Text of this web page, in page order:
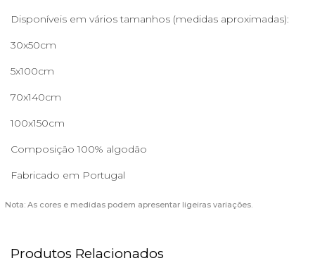
Disponíveis em vários tamanhos (medidas aproximadas):
30x50cm
5x100cm
70x140cm
100x150cm
Composição 100% algodão
Fabricado em Portugal
Nota: As cores e medidas podem apresentar ligeiras variações.
Produtos Relacionados